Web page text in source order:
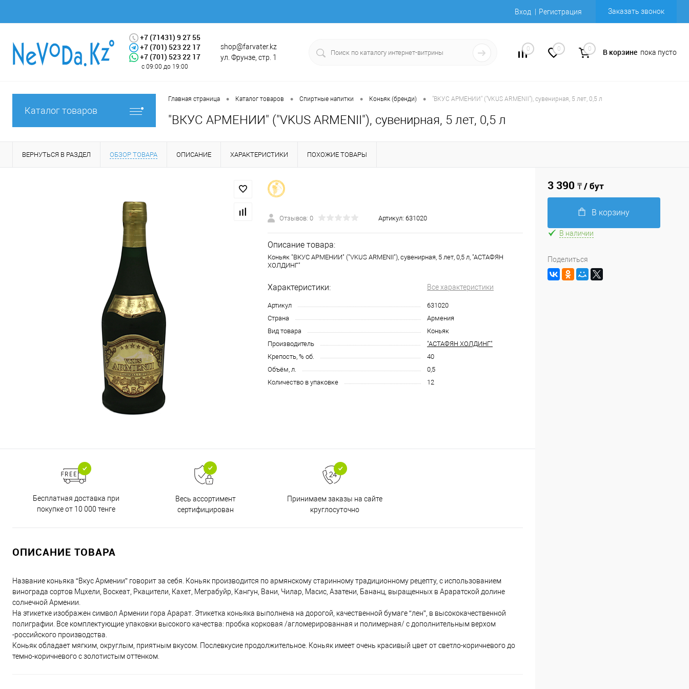
Вход Регистрация Заказать звонок
+7 (71431) 9 27 55
+7 (701) 523 22 17
+7 (701) 523 22 17
с 09:00 до 19:00
shop@farvater.kz
ул. Фрунзе, стр. 1
0 0 0 В корзине пока пусто
Каталог товаров
Главная страница • Каталог товаров • Спиртные напитки • Коньяк (бренди) • "ВКУС АРМЕНИИ" ("VKUS ARMENII"), сувенирная, 5 лет, 0,5 л
"ВКУС АРМЕНИИ" ("VKUS ARMENII"), сувенирная, 5 лет, 0,5 л
ВЕРНУТЬСЯ В РАЗДЕЛ ОБЗОР ТОВАРА ОПИСАНИЕ ХАРАКТЕРИСТИКИ ПОХОЖИЕ ТОВАРЫ
Отзывов: 0 Артикул: 631020
Описание товара:
Коньяк "ВКУС АРМЕНИИ" ("VKUS ARMENII"), сувенирная, 5 лет, 0,5 л, "АСТАФЯН
ХОЛДИНГ"
Характеристики: Все характеристики
Артикул
631020
Страна
Армения
Вид товара
Коньяк
Производитель
"АСТАФЯН ХОЛДИНГ"
Крепость, % об.
40
Объём, л.
0,5
Количество в упаковке
12
Бесплатная доставка при
покупке от 10 000 тенге
Весь ассортимент
сертифицирован
Принимаем заказы на сайте
круглосуточно
ОПИСАНИЕ ТОВАРА
Название коньяка “Вкус Армении” говорит за себя. Коньяк производится по армянскому старинному традиционному рецепту, с использованием
винограда сортов Мцхели, Воскеат, Ркацители, Кахет, Меграбуйр, Кангун, Вани, Чилар, Масис, Азатени, Бананц, выращенных в Араратской долине
солнечной Армении.
На этикетке изображен символ Армении гора Арарат. Этикетка коньяка выполнена на дорогой, качественной бумаге “лен”, в высококачественной
полиграфии. Все комплектующие упаковки высокого качества: пробка корковая /агломерированная и полимерная/ с дополнительным верхом
-российского производства.
Коньяк обладает мягким, округлым, приятным вкусом. Послевкусие продолжительное. Коньяк имеет очень красивый цвет от светло-коричневого до
темно-коричневого с золотистым оттенком.
3 390 ₸ / бут
В корзину
В наличии
Поделиться